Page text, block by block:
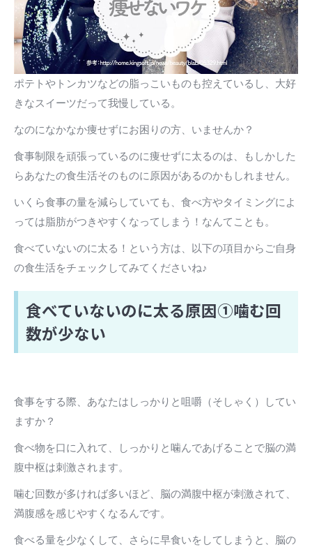
ポテトやトンカツなどの脂っこいものも控えているし、大好
きなスイーツだって我慢している。
なのになかなか痩せずにお困りの方、いませんか？
食事制限を頑張っているのに痩せずに太るのは、もしかした
らあなたの食生活そのものに原因があるのかもしれません。
いくら食事の量を減らしていても、食べ方やタイミングによ
っては脂肪がつきやすくなってしまう！なんてことも。
食べていないのに太る！という方は、以下の項目からご自身
の食生活をチェックしてみてくださいね♪
食べていないのに太る原因①噛む回
数が少ない
食事をする際、あなたはしっかりと咀嚼（そしゃく）してい
ますか？
食べ物を口に入れて、しっかりと噛んであげることで脳の満
腹中枢は刺激されます。
噛む回数が多ければ多いほど、脳の満腹中枢が刺激されて、
満腹感を感じやすくなるんです。
食べる量を少なくして、さらに早食いをしてしまうと、脳の